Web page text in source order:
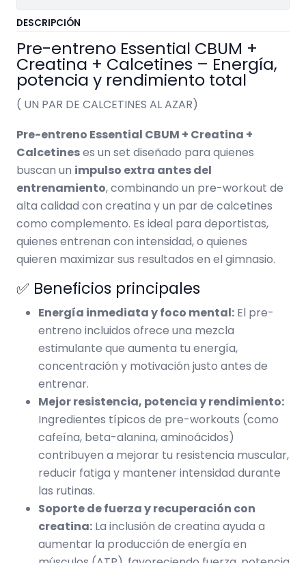
DESCRIPCIÓN
Pre-entreno Essential CBUM +
Creatina + Calcetines – Energía,
potencia y rendimiento total
( UN PAR DE CALCETINES AL AZAR)
Pre-entreno Essential CBUM + Creatina +
Calcetineses un set diseñado para quienes
buscan un impulso extra antes del
entrenamiento, combinando un pre-workout de
alta calidad con creatina y un par de calcetines
como complemento. Es ideal para deportistas,
quienes entrenan con intensidad, o quienes
quieren maximizar sus resultados en el gimnasio.
✅ Beneficios principales
Energía inmediata y foco mental: El pre-
entreno incluidos ofrece una mezcla
estimulante que aumenta tu energía,
concentración y motivación justo antes de
entrenar.
Mejor resistencia, potencia y rendimiento:
Ingredientes típicos de pre-workouts (como
cafeína, beta-alanina, aminoácidos)
contribuyen a mejorar tu resistencia muscular,
reducir fatiga y mantener intensidad durante
las rutinas.
Soporte de fuerza y recuperación con
creatina: La inclusión de creatina ayuda a
aumentar la producción de energía en